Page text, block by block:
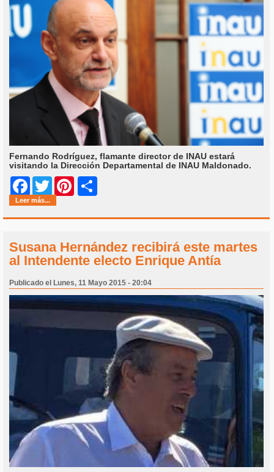
Fernando Rodríguez, flamante director de INAU estará
visitando la Dirección Departamental de INAU Maldonado.
Facebook
Twitter Pinterest
Leer más...
Susana Hernández recibirá este martes
al Intendente electo Enrique Antía
Publicado el Lunes, 11 Mayo 2015 - 20:04